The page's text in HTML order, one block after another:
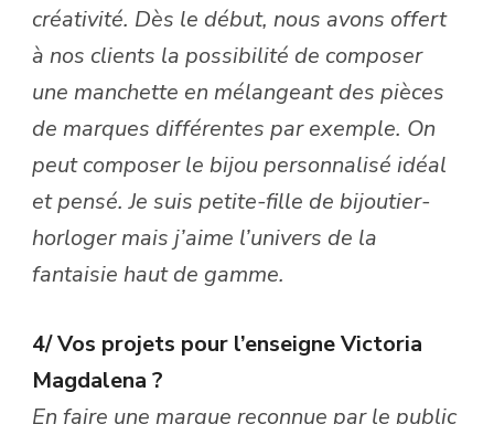
créativité. Dès le début, nous avons offert
à nos clients la possibilité de composer
une manchette en mélangeant des pièces
de marques différentes par exemple. On
peut composer le bijou personnalisé idéal
et pensé. Je suis petite-fille de bijoutier-
horloger mais j’aime l’univers de la
fantaisie haut de gamme.
4/ Vos projets pour l’enseigne Victoria
Magdalena ?
En faire une marque reconnue par le public